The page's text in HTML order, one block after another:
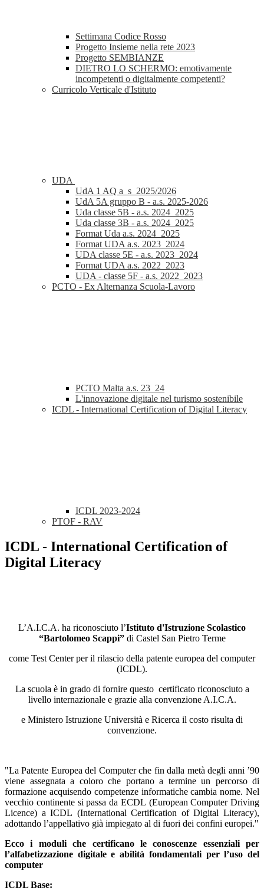
Settimana Codice Rosso
Progetto Insieme nella rete 2023
Progetto SEMBIANZE
DIETRO LO SCHERMO: emotivamente
incompetenti o digitalmente competenti?
Curricolo Verticale d'Istituto
UDA
UdA 1 AQ a_s_2025/2026
UdA 5A gruppo B - a.s. 2025-2026
Uda classe 5B - a.s. 2024_2025
Uda classe 3B - a.s. 2024_2025
Format Uda a.s. 2024_2025
Format UDA a.s. 2023_2024
UDA classe 5E - a.s. 2023_2024
Format UDA a.s. 2022_2023
UDA - classe 5F - a.s. 2022_2023
PCTO - Ex Alternanza Scuola-Lavoro
PCTO Malta a.s. 23_24
L'innovazione digitale nel turismo sostenibile
ICDL - International Certification of Digital Literacy
ICDL 2023-2024
PTOF - RAV
ICDL - International Certification of
Digital Literacy
L’A.I.C.A. ha riconosciuto l’Istituto d'Istruzione Scolastico
“Bartolomeo Scappi”di Castel San Pietro Terme
come Test Center per il rilascio della patente europea del computer
(ICDL).
La scuola è in grado di fornire questo certificato riconosciuto a
livello internazionale e grazie alla convenzione A.I.C.A.
e Ministero Istruzione Università e Ricerca il costo risulta di
convenzione.
"La Patente Europea del Computer che fin dalla metà degli anni ’90
viene assegnata a coloro che portano a termine un percorso di
formazione acquisendo competenze informatiche cambia nome. Nel
vecchio continente si passa da ECDL (European Computer Driving
Licence) a ICDL (International Certification of Digital Literacy),
adottando l’appellativo già impiegato al di fuori dei confini europei."
Ecco i moduli che certificano le conoscenze essenziali per
l’alfabetizzazione digitale e abilità fondamentali per l’uso del
computer
ICDL Base: